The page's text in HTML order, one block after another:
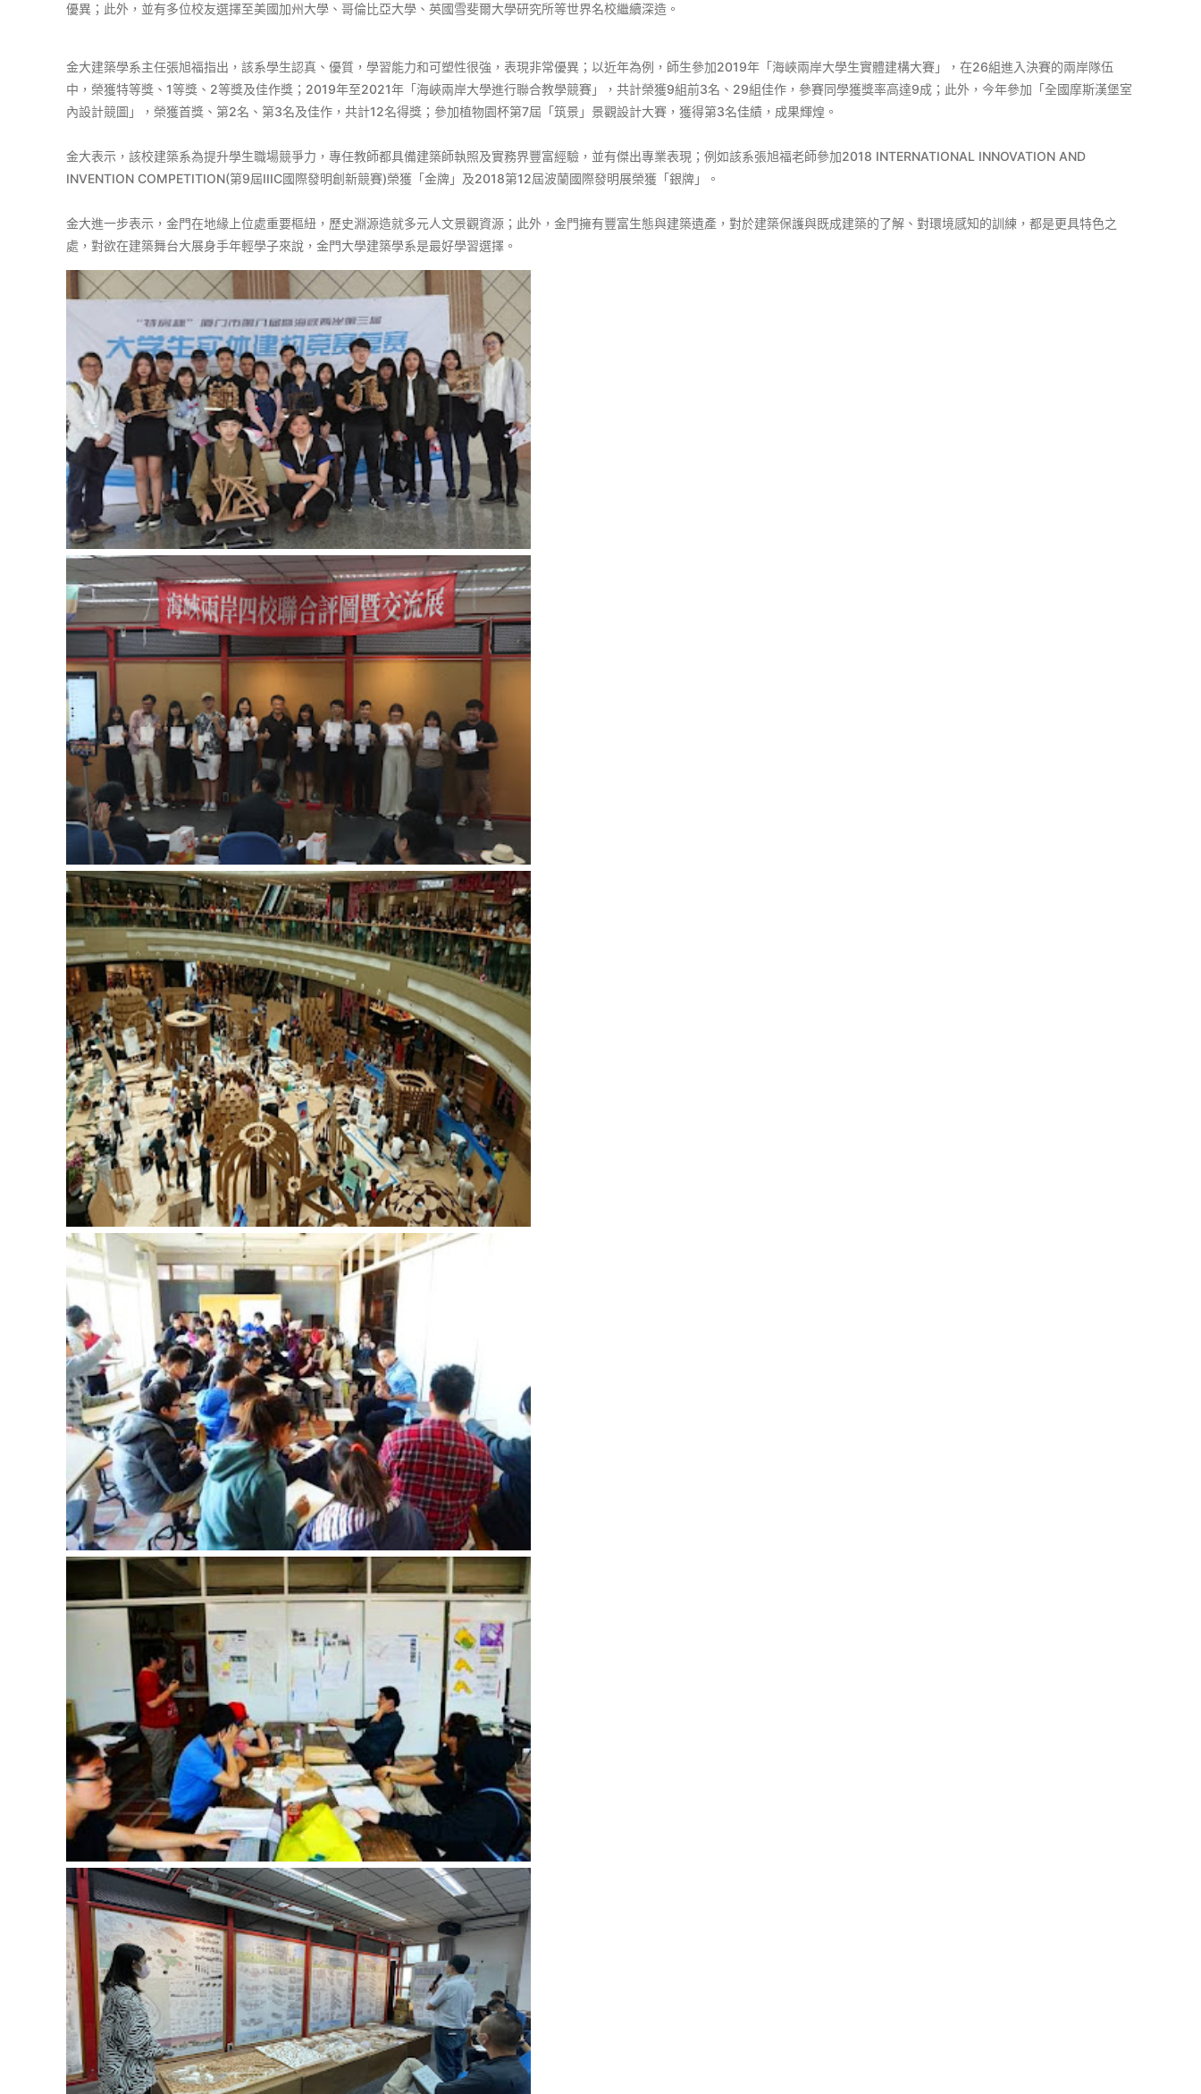
優異；此外，並有多位校友選擇至美國加州大學、哥倫比亞大學、英國雪斐爾大學研究所等世界名校繼續深造。
金大建築學系主任張旭福指出，該系學生認真、優質，學習能力和可塑性很強，表現非常優異；以近年為例，師生參加2019年「海峽兩岸大學生實體建構大賽」，在26組進入決賽的兩岸隊伍
中，榮獲特等獎、1等獎、2等獎及佳作獎；2019年至2021年「海峽兩岸大學進行聯合教學競賽」，共計榮獲9組前3名、29組佳作，參賽同學獲獎率高達9成；此外，今年參加「全國摩斯漢堡室
內設計競圖」，榮獲首獎、第2名、第3名及佳作，共計12名得獎；參加植物園杯第7屆「筑景」景觀設計大賽，獲得第3名佳績，成果輝煌。
金大表示，該校建築系為提升學生職場競爭力，專任教師都具備建築師執照及實務界豐富經驗，並有傑出專業表現；例如該系張旭福老師參加2018 INTERNATIONAL INNOVATION AND
INVENTION COMPETITION(第9屆IIIC國際發明創新競賽)榮獲「金牌」及2018第12屆波蘭國際發明展榮獲「銀牌」。
金大進一步表示，金門在地緣上位處重要樞紐，歷史淵源造就多元人文景觀資源；此外，金門擁有豐富生態與建築遺產，對於建築保護與既成建築的了解、對環境感知的訓練，都是更具特色之
處，對欲在建築舞台大展身手年輕學子來說，金門大學建築學系是最好學習選擇。